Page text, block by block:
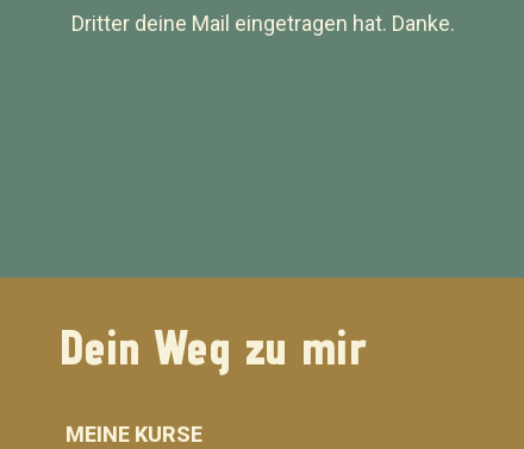
Dritter deine Mail eingetragen hat. Danke.
Dein Weg zu mir
MEINE KURSE